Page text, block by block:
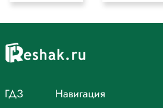
ГДЗ Навигация